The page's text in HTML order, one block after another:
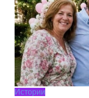
Истории